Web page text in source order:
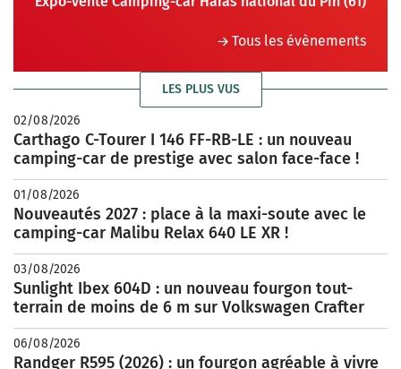
Tous les évènements
LES PLUS VUS
02/08/2026
Carthago C-Tourer I 146 FF-RB-LE : un nouveau
camping-car de prestige avec salon face-face !
01/08/2026
Nouveautés 2027 : place à la maxi-soute avec le
camping-car Malibu Relax 640 LE XR !
03/08/2026
Sunlight Ibex 604D : un nouveau fourgon tout-
terrain de moins de 6 m sur Volkswagen Crafter
06/08/2026
Randger R595 (2026) : un fourgon agréable à vivre